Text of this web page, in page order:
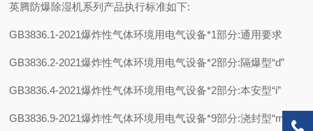
英腾防爆除湿机系列产品执行标准如下:
GB3836.1-2021爆炸性气体环境用电气设备*1部分:通用要求
GB3836.2-2021爆炸性气体环境用电气设备*2部分:隔爆型“d”
GB3836.4-2021爆炸性气体环境用电气设备*2部分:本安型“i”
GB3836.9-2021爆炸性气体环境用电气设备*9部分:浇封型“m”